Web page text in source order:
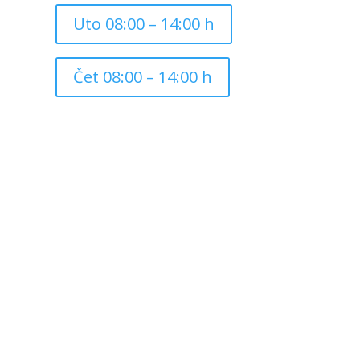
Uto 08:00 – 14:00 h
Čet 08:00 – 14:00 h